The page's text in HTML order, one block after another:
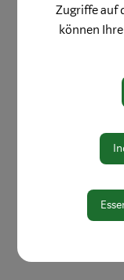
Zugriffe auf
können